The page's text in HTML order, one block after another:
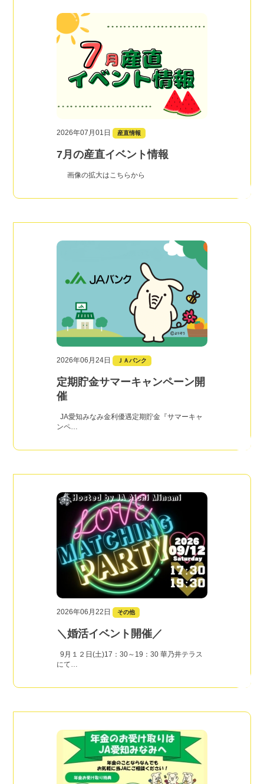
2026年07月01日 産直情報
7月の産直イベント情報
画像の拡大はこちらから
2026年06月24日 ＪＡバンク
定期貯金サマーキャンペーン開
催
JA愛知みなみ金利優遇定期貯金『サマーキャ
ンペ…
2026年06月22日 その他
＼婚活イベント開催／
9月１２日(土)17：30～19：30 華乃井テラス
にて…